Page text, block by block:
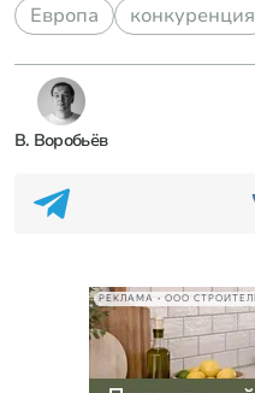
Европа конкуренция
В. Воробьёв